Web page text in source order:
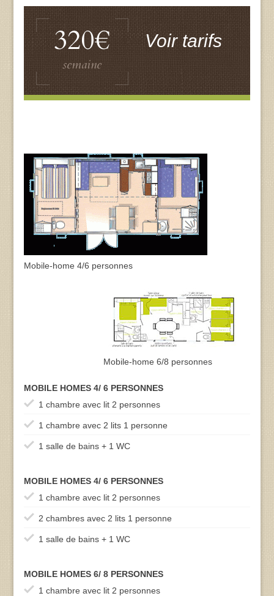
320€
semaine
Voir tarifs
Mobile-home 4/6 personnes
Mobile-home 6/8 personnes
MOBILE HOMES 4/ 6 PERSONNES
1 chambre avec lit 2 personnes
1 chambre avec 2 lits 1 personne
1 salle de bains + 1 WC
MOBILE HOMES 4/ 6 PERSONNES
1 chambre avec lit 2 personnes
2 chambres avec 2 lits 1 personne
1 salle de bains + 1 WC
MOBILE HOMES 6/ 8 PERSONNES
1 chambre avec lit 2 personnes